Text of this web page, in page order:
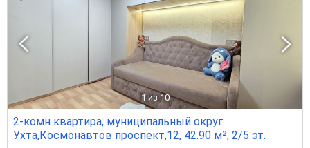
1 из 10
2-комн квартира, муниципальный округ
Ухта,Космонавтов проспект,12, 42.90 м², 2/5 эт.